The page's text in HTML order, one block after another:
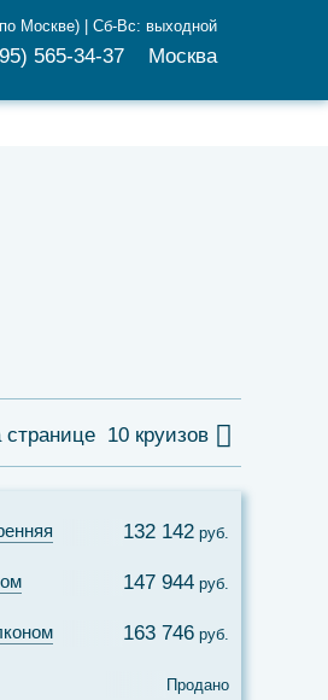
Москве) | Сб-Вс: выходной
565-34-37 Москва
странице 10 круизов
132 142 руб.
147 944 руб.
163 746 руб.
Продано